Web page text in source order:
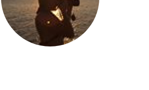
Berekent AppartementenRotterdam
makelaarsvergoeding/
Alle veelgestelde vragen